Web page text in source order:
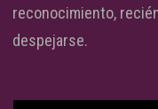
reconocimiento,
despejarse.